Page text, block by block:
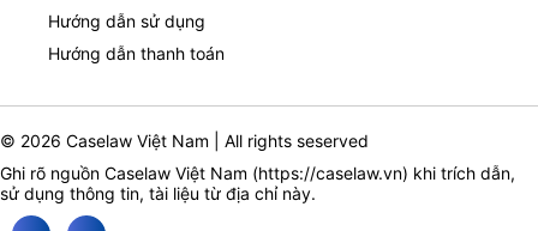
Hướng dẫn sử dụng
Hướng dẫn thanh toán
© 2026 Caselaw Việt Nam | All rights seserved
Ghi rõ nguồn Caselaw Việt Nam (https://caselaw.vn) khi trích dẫn,
sử dụng thông tin, tài liệu từ địa chỉ này.